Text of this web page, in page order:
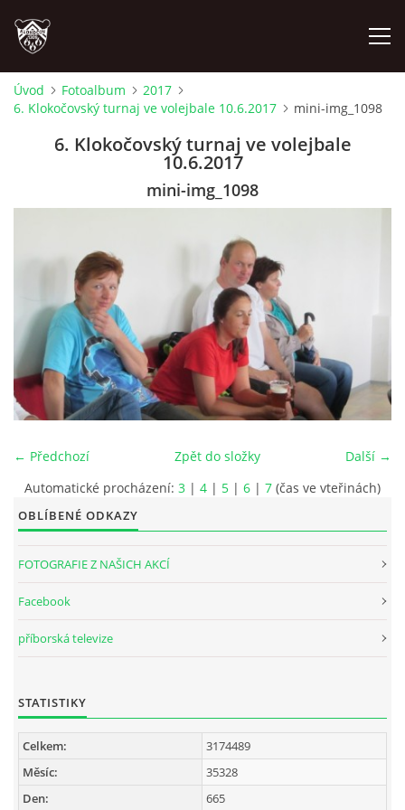
ÚVOD
FOTOALBUM
VIDEA
KONTAKTY
© 2026 eStránky.cz
Úvod Fotoalbum
2017
6. Klokočovský turnaj ve volejbale 10.6.2017
mini-img_1098
6. Klokočovský turnaj ve volejbale
10.6.2017
mini-img_1098
← Předchozí Další →
Zpět do složky
Automatické procházení: 3 | 4 | 5 | 6 | 7 (čas ve vteřinách)
OBLÍBENÉ ODKAZY
FOTOGRAFIE Z NAŠICH AKCÍ
Facebook
příborská televize
STATISTIKY
Celkem:
3174489
Měsíc:
35328
Den:
665